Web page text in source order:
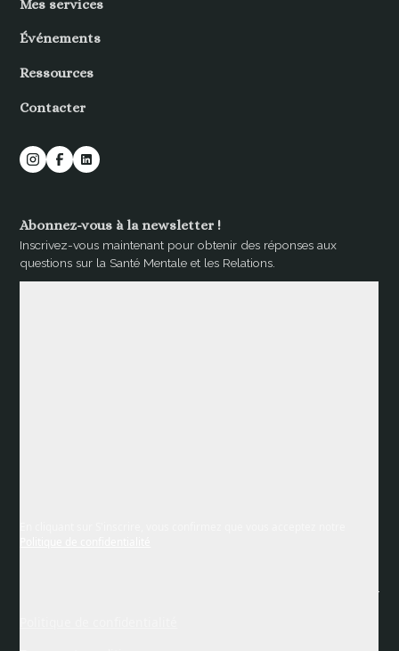
Mes services
Événements
Ressources
Contacter
Abonnez-vous à la newsletter !
Inscrivez-vous maintenant pour obtenir des réponses aux
questions sur la Santé Mentale et les Relations.